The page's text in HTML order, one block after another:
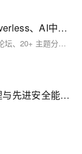
【云栖大会】AI原生、AI可观测、AI Serverless、AI中间件，4场论坛20+议题公布！
2025 年 9 月 24 日至 26 日，杭州·云栖小镇，4 大论坛、20+ 主题分享，从云原生到 AI 原生，我们诚邀您共赴企业智能化升级浪潮之巅。
2025云栖大会《负责任的AI：AI风险治理与先进安全能力》论坛｜重磅亮点揭秘